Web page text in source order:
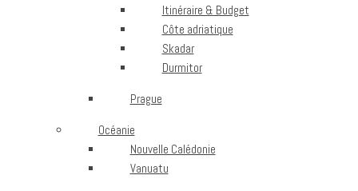
Itinéraire & Budget
Côte adriatique
Skadar
Durmitor
Prague
Océanie
Nouvelle Calédonie
Vanuatu